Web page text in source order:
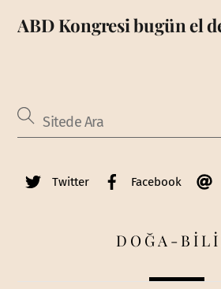
ABD Kongresi bugün el
Twitter Facebook
DOĞA-